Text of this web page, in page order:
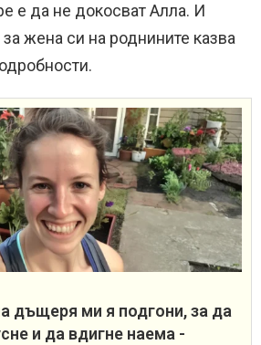
е да не докосват Алла. И
за жена си на роднините казва
дъщеря ми я подгони, за да
и да вдигне наема -